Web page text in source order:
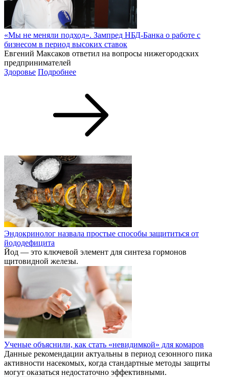
«Мы не меняли подход». Зампред НБД-Банка о работе с
бизнесом в период высоких ставок
Евгений Максаков ответил на вопросы нижегородских
предпринимателей
Здоровье Подробнее
Эндокринолог назвала простые способы защититься от
йододефицита
Йод — это ключевой элемент для синтеза гормонов
щитовидной железы.
Ученые объяснили, как стать «невидимкой» для комаров
Данные рекомендации актуальны в период сезонного пика
активности насекомых, когда стандартные методы защиты
могут оказаться недостаточно эффективными.